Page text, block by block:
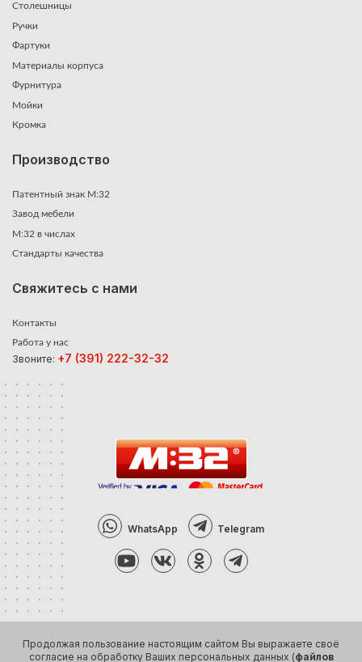
Столешницы
Ручки
Фартуки
Материалы корпуса
Фурнитура
Мойки
Кромка
Производство
Патентный знак М:32
Завод мебели
М:32 в числах
Стандарты качества
Свяжитесь с нами
Контакты
Работа у нас
Звоните: +7 (391) 222-32-32
WhatsApp Telegram
Продолжая пользование настоящим сайтом Вы выражаете своё
согласие на обработку Ваших персональных данных (файлов